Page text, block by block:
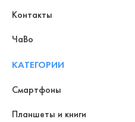
Контакты
ЧаВо
КАТЕГОРИИ
Смартфоны
Планшеты и книги